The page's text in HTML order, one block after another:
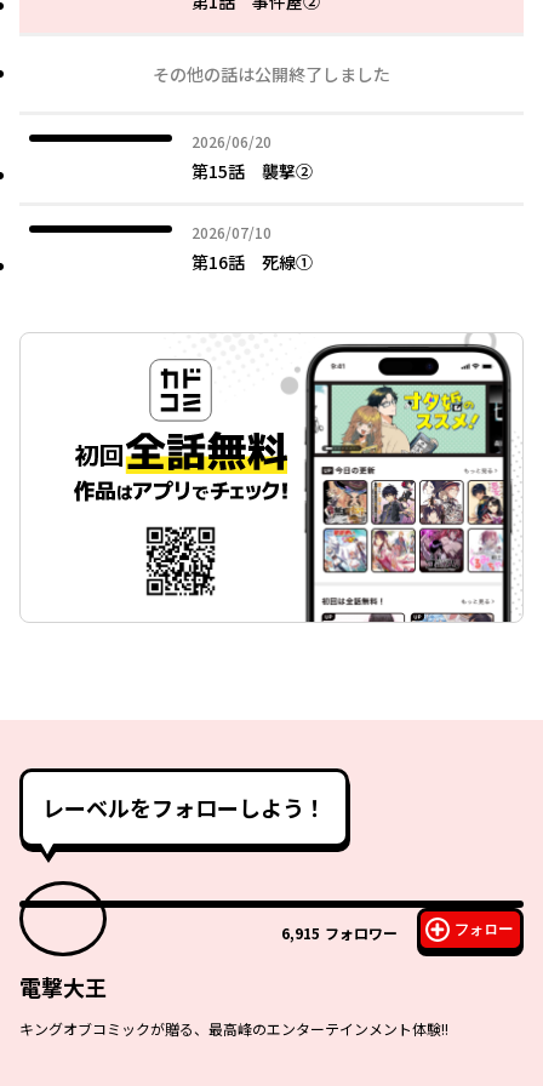
その他の話は公開終了しました
2026/06/20
2026年06月20日
第15話 襲撃②
2026/07/10
2026年07月10日
第16話 死線①
レーベルをフォローしよう！
6,915 フォロワー フォロー
電撃大王
キングオブコミックが贈る、最高峰のエンターテインメント体験!!